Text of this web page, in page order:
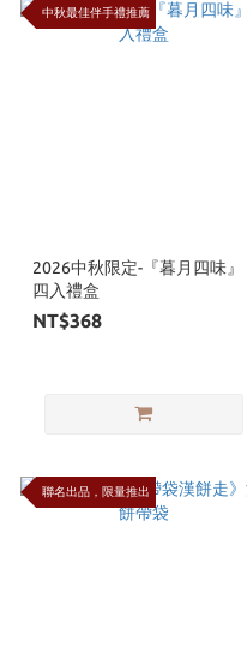
中秋最佳伴手禮推薦
2026中秋限定-『暮月四味』
四入禮盒
NT$368
聯名出品，限量推出